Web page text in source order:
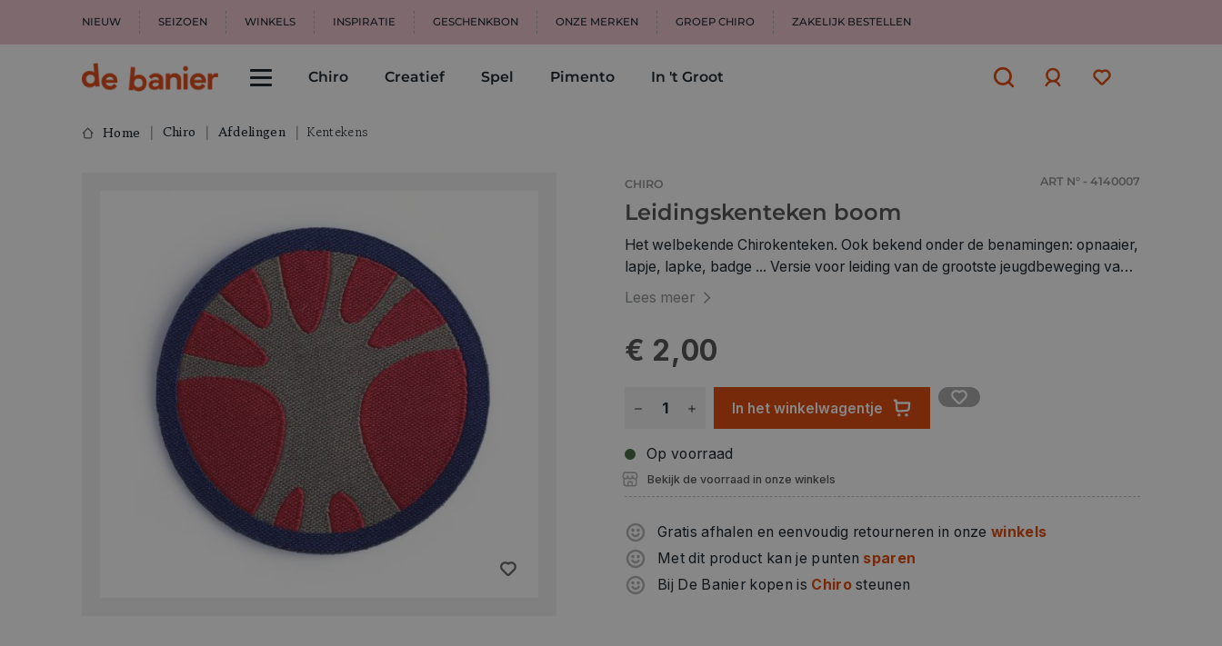
NIEUW SEIZOEN WINKELS INSPIRATIE GESCHENKBON ONZE MERKEN GROEP CHIRO ZAKELIJK BESTELLEN
Chiro Creatief Spel Pimento In 't Groot
Home Chiro Afdelingen Kentekens
CHIRO ART N° - 4140007
Leidingskenteken boom
Het welbekende Chirokenteken. Ook bekend onder de benamingen: opnaaier,
lapje, lapke, badge ... Versie voor leiding van de grootste jeugdbeweging van
Vlaanderen.
Lees meer
€ 2,00
In het winkelwagentje
Op voorraad
Bekijk de voorraad in onze winkels
Gratis afhalen en eenvoudig retourneren in onzewinkels
Met dit product kan je punten sparen
Bij De Banier kopen is Chirosteunen